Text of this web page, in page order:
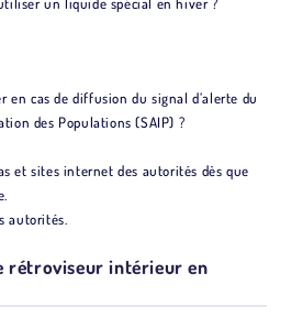
en cas de diffusion du signal d’alerte du
des Populations (SAIP) ?
et sites internet des autorités dès que
autorités.
rétroviseur intérieur en